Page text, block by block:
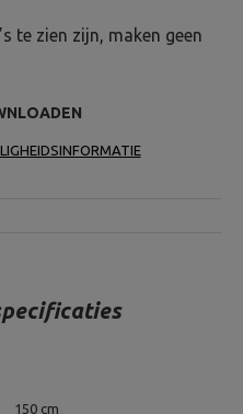
te zien zijn, maken geen
150 cm